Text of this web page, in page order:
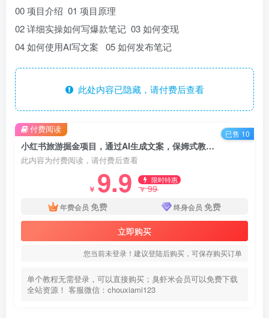
00 项目介绍 01 项目原理
02 详细实操如何写爆款笔记 03 如何变现
04 如何使用AI写文案 05 如何发布笔记
此处内容已隐藏，请付费后查看
小红书旅游掘金项目，通过AI生成文案，保姆式教学，无脑操作，硬核变现
此内容为付费阅读，请付费后查看
￥ 9.9 限时特惠
￥99
年费会员 免费 终身会员 免费
立即购买
您当前未登录！建议登陆后购买，可保存购买订单
单个教程无需登录，可以直接购买；臭虾米会员可以免费下载
全站资源！ 客服微信：chouxiami123
付费阅读 已售 10